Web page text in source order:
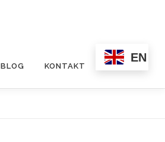
BLOG KONTAKT
EN